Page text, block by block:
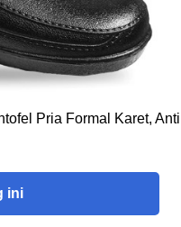
Pria Formal Karet, Anti
ini